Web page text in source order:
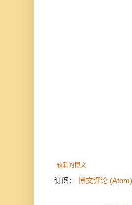
较新的博文
订阅： 博文评论 (Atom)